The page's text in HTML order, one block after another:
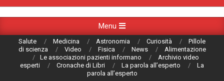
Navigation
Menu
Salute Medicina Astronomia Curiosità
Pillole
di scienza
Video Fisica News
Alimentazione
Le associazioni pazienti informano
Archivio video
esperti
Cronache di Libri La parola all’esperto
La
parola all’esperto